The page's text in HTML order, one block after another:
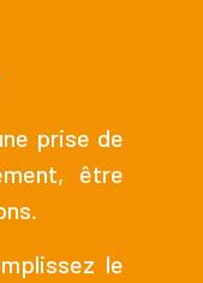
prise de
être
le